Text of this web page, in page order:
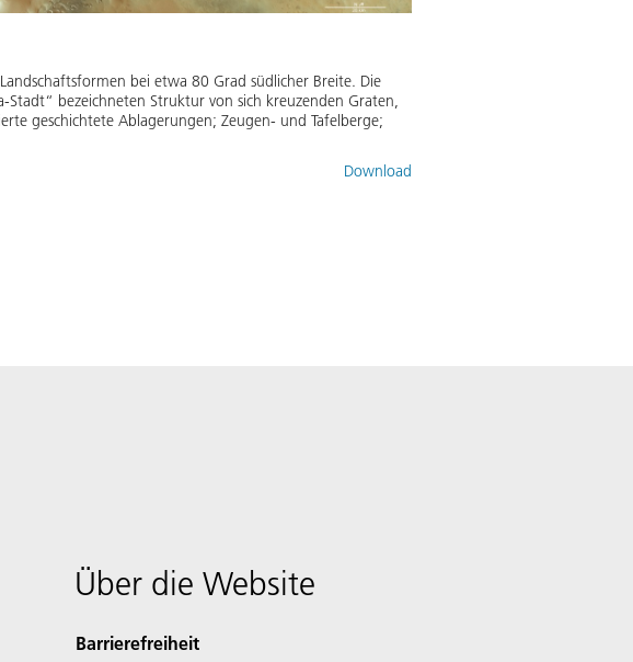
bei etwa 80 Grad südlicher Breite. Die
bezeichneten Struktur von sich kreuzenden Graten,
geschichtete Ablagerungen; Zeugen- und Tafelberge;
Download
Über die Website
Barrierefreiheit